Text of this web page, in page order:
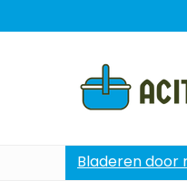
Bladeren door